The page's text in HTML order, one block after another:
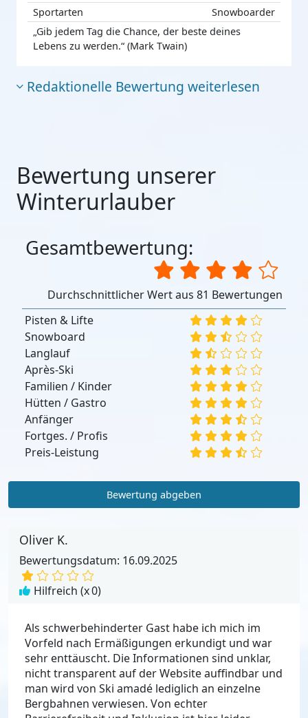
Sportarten
Snowboarder
„Gib jedem Tag die Chance, der beste deines
Lebens zu werden.“ (Mark Twain)
Redaktionelle Bewertung weiterlesen
Bewertung unserer
Winterurlauber
Gesamtbewertung:
Durchschnittlicher Wert aus 81 Bewertungen
Pisten & Lifte
Snowboard
Langlauf
Après-Ski
Familien / Kinder
Hütten / Gastro
Anfänger
Fortges. / Profis
Preis-Leistung
Bewertung abgeben
Oliver K.
Bewertungsdatum: 16.09.2025
Hilfreich (x0)
Als schwerbehinderter Gast habe ich mich im
Vorfeld nach Ermäßigungen erkundigt und war
sehr enttäuscht. Die Informationen sind unklar,
nicht transparent auf der Website auffindbar und
man wird von Ski amadé lediglich an einzelne
Bergbahnen verwiesen. Von echter